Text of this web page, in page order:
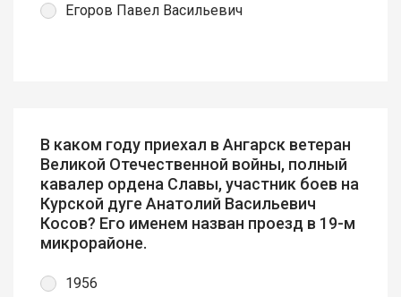
Егоров Павел Васильевич
В каком году приехал в Ангарск ветеран
Великой Отечественной войны, полный
кавалер ордена Славы, участник боев на
Курской дуге Анатолий Васильевич
Косов? Его именем назван проезд в 19-м
микрорайоне.
1956